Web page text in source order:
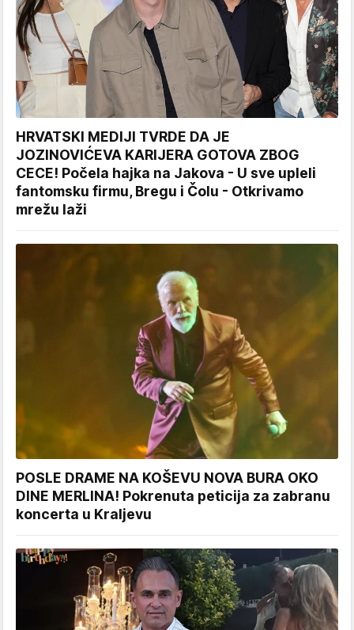
HRVATSKI MEDIJI TVRDE DA JE
JOZINOVIĆEVA KARIJERA GOTOVA ZBOG
CECE! Počela hajka na Jakova - U sve upleli
fantomsku firmu, Bregu i Čolu - Otkrivamo
mrežu laži
POSLE DRAME NA KOŠEVU NOVA BURA OKO
DINE MERLINA! Pokrenuta peticija za zabranu
koncerta u Kraljevu